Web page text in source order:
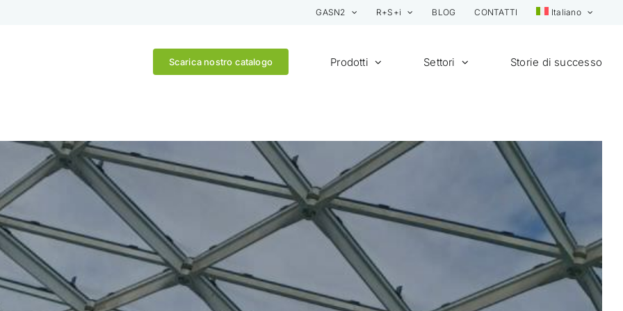
GASN2 R+S+i BLOG CONTATTI Italiano
Scarica nostro catalogo Prodotti Settori Storie di successo